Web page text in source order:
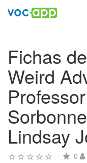
Fichas
Weird
Lindsay
0